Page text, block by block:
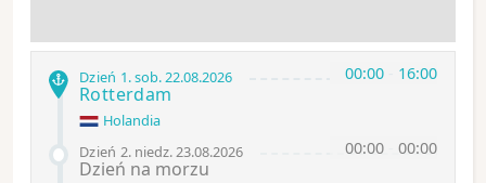
00:00 16:00
Dzień 1.sob.22.08.2026
Rotterdam
Holandia
00:00 00:00
Dzień 2. niedz.23.08.2026
Dzień na morzu